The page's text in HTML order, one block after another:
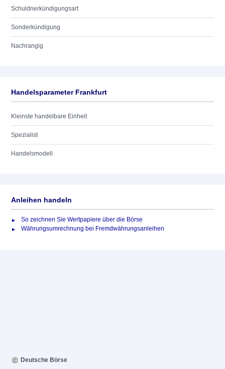
Schuldnerkündigungsart
Sonderkündigung
Nachrangig
Handelsparameter Frankfurt
Kleinste handelbare Einheit
Spezialist
Handelsmodell
Anleihen handeln
So zeichnen Sie Wertpapiere über die Börse
Währungsumrechnung bei Fremdwährungsanleihen
Deutsche Börse